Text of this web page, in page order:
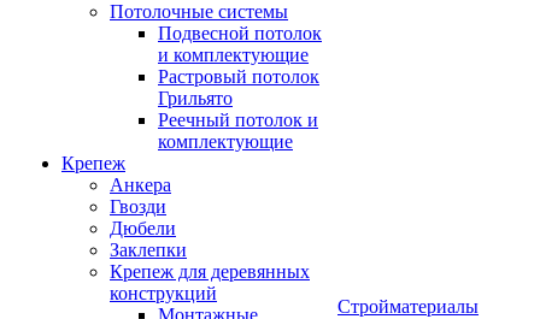
Потолочные системы
Подвесной потолок
и комплектующие
Растровый потолок
Грильято
Реечный потолок и
комплектующие
Крепеж
Анкера
Гвозди
Дюбели
Заклепки
Крепеж для деревянных
конструкций
Монтажные
Стройматериалы